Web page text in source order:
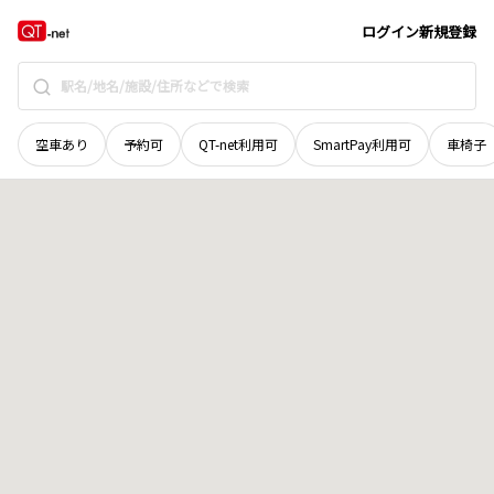
ログイン新規登録
空車あり 予約可 QT-net利用可 SmartPay利用可 車椅子
青森県